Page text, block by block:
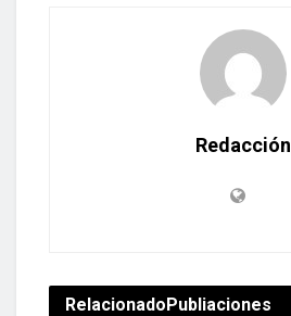
Redacción
RelacionadoPubliaciones